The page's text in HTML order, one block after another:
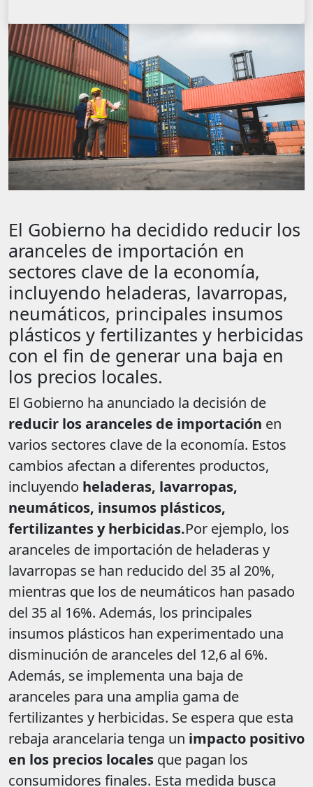
El Gobierno ha decidido reducir los
aranceles de importación en
sectores clave de la economía,
incluyendo heladeras, lavarropas,
neumáticos, principales insumos
plásticos y fertilizantes y herbicidas
con el fin de generar una baja en
los precios locales.
El Gobierno ha anunciado la decisión de
reducir los aranceles de importación en
varios sectores clave de la economía. Estos
cambios afectan a diferentes productos,
incluyendo heladeras, lavarropas,
neumáticos, insumos plásticos,
fertilizantes y herbicidas.Por ejemplo, los
aranceles de importación de heladeras y
lavarropas se han reducido del 35 al 20%,
mientras que los de neumáticos han pasado
del 35 al 16%. Además, los principales
insumos plásticos han experimentado una
disminución de aranceles del 12,6 al 6%.
Además, se implementa una baja de
aranceles para una amplia gama de
fertilizantes y herbicidas. Se espera que esta
rebaja arancelaria tenga un impacto positivo
en los precios locales que pagan los
consumidores finales. Esta medida busca